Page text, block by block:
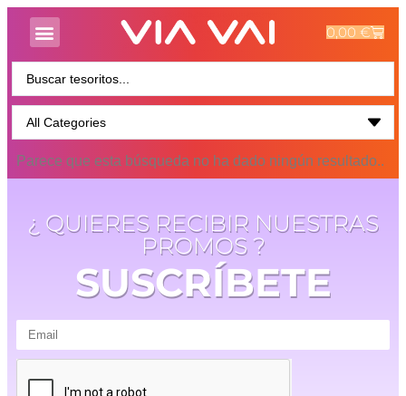
0,00€
Parece que esta búsqueda no ha dado ningún resultado..
¿ QUIERES RECIBIR NUESTRAS
PROMOS ?
SUSCRÍBETE